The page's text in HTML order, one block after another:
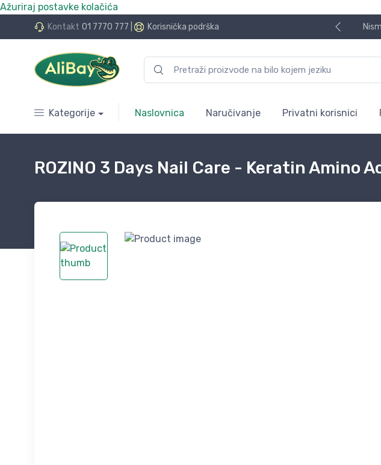
Ažuriraj postavke kolačića
Kontakt 01 7770 777 Korisnička podrška
24 rate bez kamata
Kategorije Naslovnica Naručivanje Privatni korisnici
ROZINO 3 Days Nail Care - Keratin Amino